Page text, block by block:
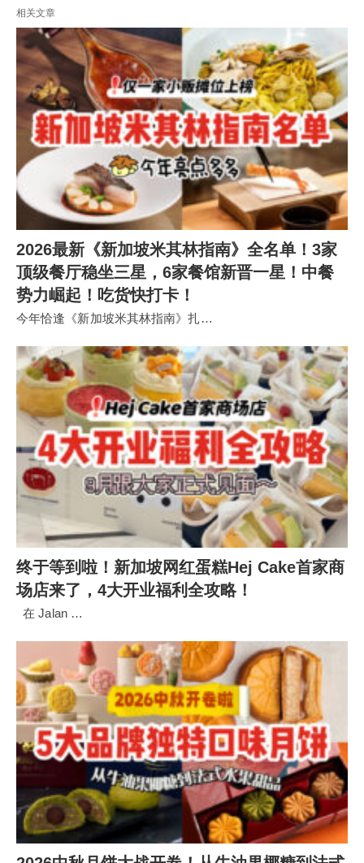
相关文章
2026最新《新加坡米其林指南》全名单！3家
顶级餐厅稳坐三星，6家餐馆新晋一星！中餐
势力崛起！吃货快打卡！
今年恰逢《新加坡米其林指南》扎…
终于等到啦！新加坡网红蛋糕Hej Cake首家商
场店来了，4大开业福利全攻略！
在 Jalan …